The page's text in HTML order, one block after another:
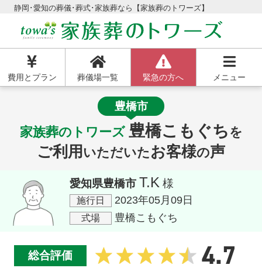
静岡･愛知の葬儀･葬式･家族葬なら【家族葬のトワーズ】
費用とプラン 葬儀場一覧 緊急の方へ メニュー
豊橋市
家族葬のトワーズ 豊橋こもぐち を
ご利用 いただいた お客様の声
愛知県豊橋市 T.K 様
施行日 2023年05月09日
式場 豊橋こもぐち
総合評価 4.7